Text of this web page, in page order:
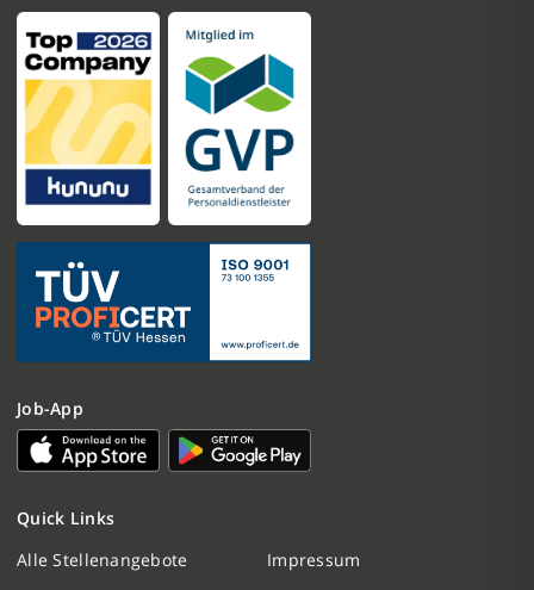
Job-App
Quick Links
Alle Stellenangebote
Impressum